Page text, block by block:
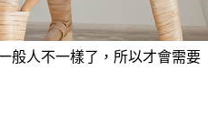
般人不一樣了，所以才會需要